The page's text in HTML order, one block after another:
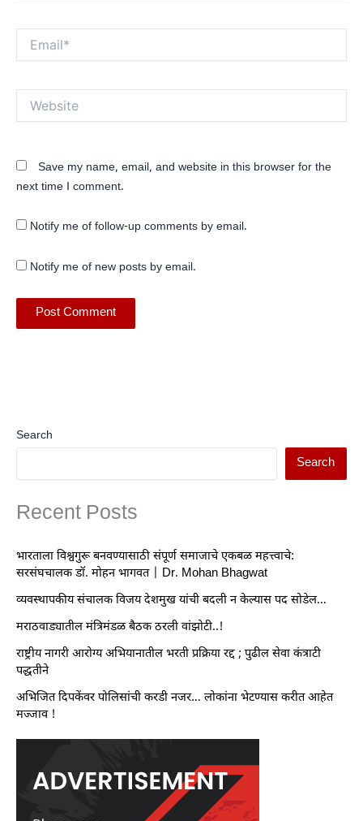
Save my name, email, and website in this browser for the
next time I comment.
Notify me of follow-up comments by email.
Notify me of new posts by email.
Search
Search
Recent Posts
भारताला विश्वगुरू बनवण्यासाठी संपूर्ण समाजाचे एकबळ महत्त्वाचे:
सरसंघचालक डॉ. मोहन भागवत | Dr. Mohan Bhagwat
व्यवस्थापकीय संचालक विजय देशमुख यांची बदली न केल्यास पद सोडेल…
मराठवाड्यातील मंत्रिमंडळ बैठक ठरली वांझोटी..!
राष्ट्रीय नागरी आरोग्य अभियानातील भरती प्रक्रिया रद्द ; पुढील सेवा कंत्राटी
पद्धतीने
अभिजित दिपकेंवर पोलिसांची करडी नजर… लोकांना भेटण्यास करीत आहेत
मज्जाव !